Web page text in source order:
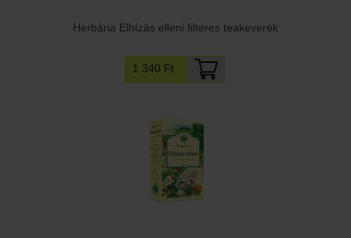
Herbária Elhízás elleni filteres teakeverék
1 340 Ft